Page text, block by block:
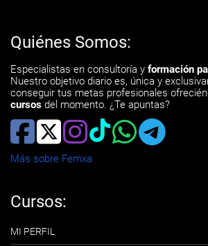
Quiénes Somos:
Especialistas en consultoría y formación
Nuestro objetivo diario es, única y
conseguir tus metas profesionales
cursos del momento. ¿Te apuntas?
Más sobre Femxa
Cursos:
MI PERFIL